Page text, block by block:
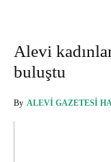
Alevi
buluştu
By ALEVI GAZETESI